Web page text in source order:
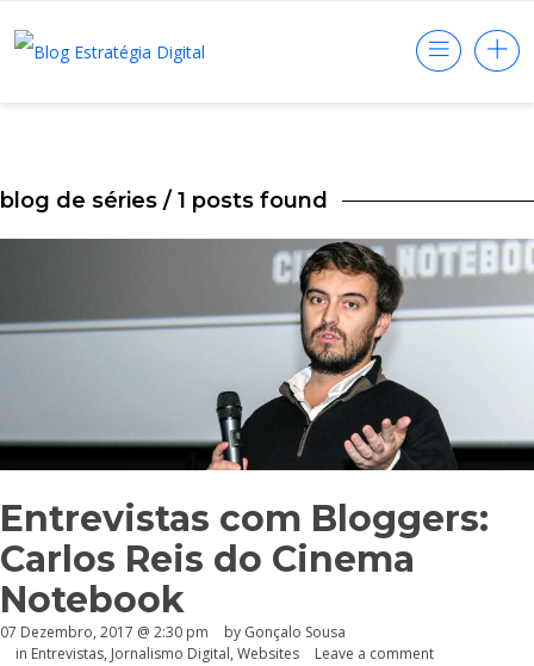
blog de séries / 1 posts found
Entrevistas com Bloggers:
Carlos Reis do Cinema
Notebook
07 Dezembro, 2017 @ 2:30 pm by Gonçalo Sousa
in Entrevistas, Jornalismo Digital, Websites Leave a comment